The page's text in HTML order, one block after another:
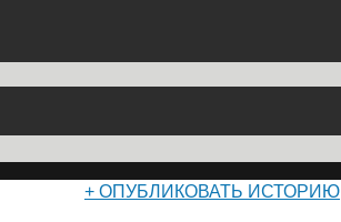
+ ОПУБЛИКОВАТЬ ИСТОРИЮ